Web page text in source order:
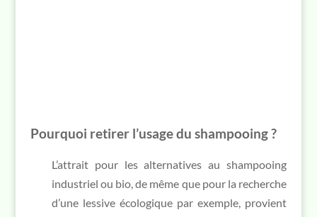
Pourquoi retirer l’usage du shampooing ?
L’attrait pour les alternatives au shampooing
industriel ou bio, de même que pour la recherche
d’une lessive écologique par exemple, provient